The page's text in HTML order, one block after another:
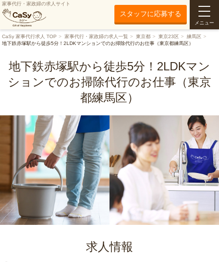
家事代行・家政婦の求人サイト
スタッフに応募する
メニュー
CaSy 家事代行求人 TOP 家事代行・家政婦の求人一覧 東京都 東京23区
練馬区
地下鉄赤塚駅から徒歩5分！2LDKマンションでのお掃除代行のお仕事（東京都練馬区）
地下鉄赤塚駅から徒歩5分！2LDKマン
ションでのお掃除代行のお仕事（東京
都練馬区）
求人情報